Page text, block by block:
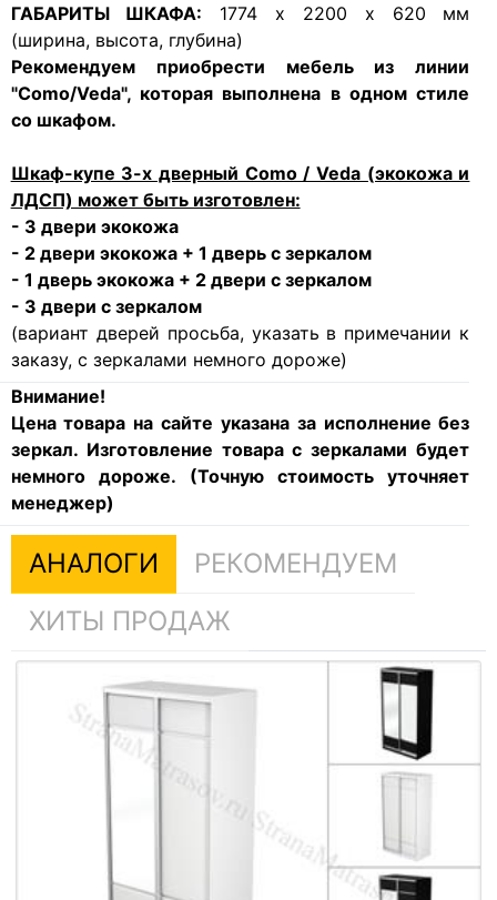
ГАБАРИТЫ ШКАФА: 1774 х 2200 х 620 мм
(ширина, высота, глубина)
Рекомендуем приобрести мебель из линии
"Como/Veda", которая выполнена в одном стиле
со шкафом.
Шкаф-купе 3-х дверный Como / Veda (экокожа и
ЛДСП) может быть изготовлен:
- 3 двери экокожа
- 2 двери экокожа + 1 дверь с зеркалом
- 1 дверь экокожа + 2 двери с зеркалом
- 3 двери с зеркалом
(вариант дверей просьба, указать в примечании к
заказу, с зеркалами немного дороже)
Внимание!
Цена товара на сайте указана за исполнение без
зеркал. Изготовление товара с зеркалами будет
немного дороже. (Точную стоимость уточняет
менеджер)
АНАЛОГИ
РЕКОМЕНДУЕМ
ХИТЫ ПРОДАЖ